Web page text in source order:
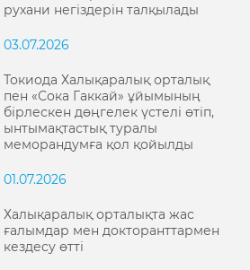
рухани негіздерін талқылады
03.07.2026
Токиода Халықаралық орталық
пен «Сока Гаккай» ұйымының
бірлескен дөңгелек үстелі өтіп,
ынтымақтастық туралы
меморандумға қол қойылды
01.07.2026
Халықаралық орталықта жас
ғалымдар мен докторанттармен
кездесу өтті